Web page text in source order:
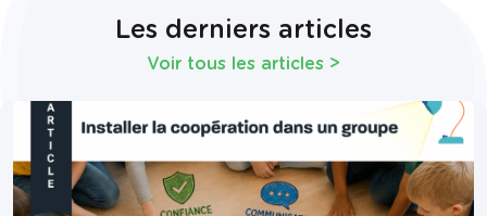
Les derniers articles
Voir tous les articles >